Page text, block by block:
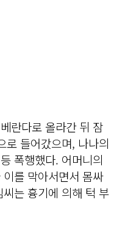
란다로 올라간 뒤 잠
로 들어갔으며, 나나의
폭행했다. 어머니의
를 막아서면서 몸싸
는 흉기에 의해 턱 부